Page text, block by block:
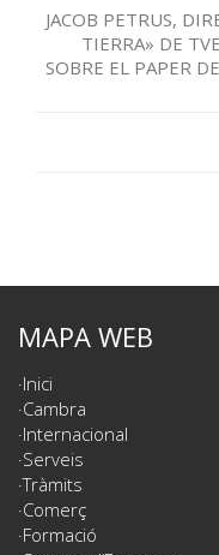
JACOB PETRUS,
TIERRA» DE
SOBRE EL PAPER
MAPA WEB
Inici
Cambra
Internacional
Serveis
Tràmits
Comerç
Formació